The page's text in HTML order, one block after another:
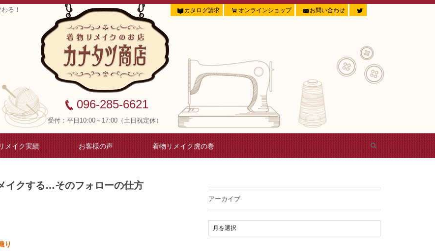
る！ カタログ請求 オンラインショップ お問い合わせ
096-285-6621
受付：平日10:00～17:00（土日祝定休）
メイク実績 お客様の声 着物リメイク虎の巻
イクする…そのフォローの仕方
り
アーカイブ